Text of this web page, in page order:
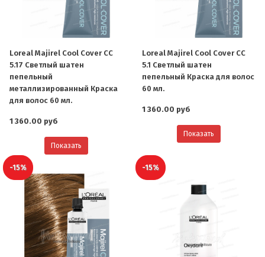
Loreal Majirel Cool Cover СС
5.17 Светлый шатен
пепельный
металлизированный Краска
для волос 60 мл.
1 360.00 руб
Показать
Loreal Majirel Cool Cover СС
5.1 Светлый шатен
пепельный Краска для волос
60 мл.
1 360.00 руб
Показать
-15% -15%